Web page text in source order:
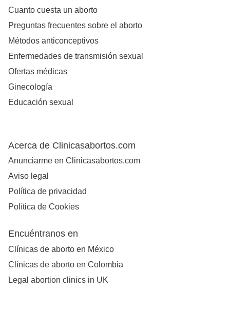
Cuanto cuesta un aborto
Preguntas frecuentes sobre el aborto
Métodos anticonceptivos
Enfermedades de transmisión sexual
Ofertas médicas
Ginecología
Educación sexual
Acerca de Clinicasabortos.com
Anunciarme en Clinicasabortos.com
Aviso legal
Política de privacidad
Política de Cookies
Encuéntranos en
Clínicas de aborto en México
Clínicas de aborto en Colombia
Legal abortion clinics in UK